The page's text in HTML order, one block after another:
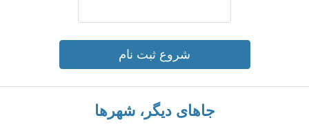
شروع ثبت نام
جاهای دیگر، شهرها